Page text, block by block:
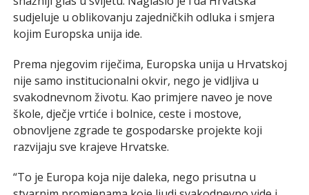
sudjeluje u oblikovanju zajedničkih odluka i smjera
kojim Europska unija ide.
Prema njegovim riječima, Europska unija u Hrvatskoj
nije samo institucionalni okvir, nego je vidljiva u
svakodnevnom životu. Kao primjere naveo je nove
škole, dječje vrtiće i bolnice, ceste i mostove,
obnovljene zgrade te gospodarske projekte koji
razvijaju sve krajeve Hrvatske.
“To je Europa koja nije daleka, nego prisutna u